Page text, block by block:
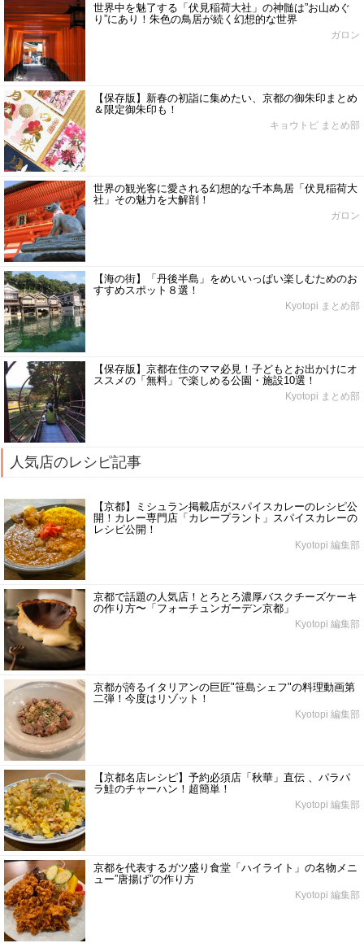
世界中を魅了する「伏見稲荷大社」の神髄は”お山めぐ
り”にあり！朱色の鳥居が続く幻想的な世界
ガロン
【保存版】新春の初詣に集めたい、京都の御朱印まとめ
＆限定御朱印も！
キョウトピ まとめ部
世界の観光客に愛される幻想的な千本鳥居「伏見稲荷大
社」その魅力を大解剖！
ガロン
【海の街】「丹後半島」をめいいっぱい楽しむためのお
すすめスポット８選！
Kyotopi まとめ部
【保存版】京都在住のママ必見！子どもとお出かけにオ
ススメの「無料」で楽しめる公園・施設10選！
Kyotopi まとめ部
人気店のレシピ記事
【京都】ミシュラン掲載店がスパイスカレーのレシピ公
開！カレー専門店「カレープラント」スパイスカレーの
レシピ公開！
Kyotopi 編集部
京都で話題の人気店！とろとろ濃厚バスクチーズケーキ
の作り方〜「フォーチュンガーデン京都」
Kyotopi 編集部
京都が誇るイタリアンの巨匠"笹島シェフ"の料理動画第
二弾！今度はリゾット！
Kyotopi 編集部
【京都名店レシピ】予約必須店「秋華」直伝 、パラパ
ラ鮭のチャーハン！超簡単！
Kyotopi 編集部
京都を代表するガツ盛り食堂「ハイライト」の名物メニ
ュー”唐揚げ”の作り方
Kyotopi 編集部